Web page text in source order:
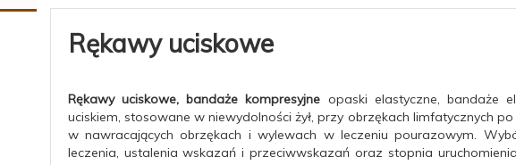
Rękawy uciskowe
Rękawy uciskowe, bandaże kompresyjne opaski elastyczne, bandaże
uciskiem, stosowane w niewydolności żył, przy obrzękach limfatycznych
w nawracających obrzękach i wylewach w leczeniu pourazowym.
leczenia, ustalenia wskazań i przeciwwskazań oraz stopnia